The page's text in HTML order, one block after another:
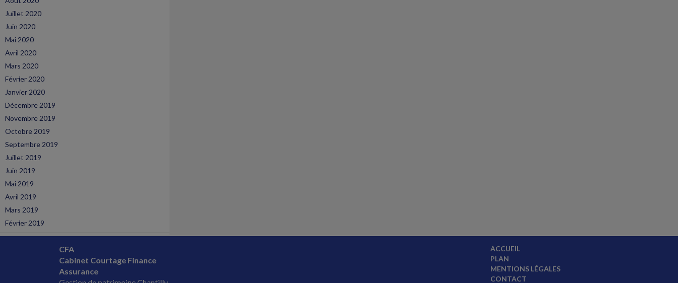
Juillet 2020
Juin 2020
Mai 2020
Avril 2020
Mars 2020
Février 2020
Janvier 2020
Décembre 2019
Novembre 2019
Octobre 2019
Septembre 2019
Juillet 2019
Juin 2019
Mai 2019
Avril 2019
Mars 2019
Février 2019
CFA
Cabinet Courtage Finance
Assurance
ACCUEIL
PLAN
MENTIONS LÉGALES
CONTACT